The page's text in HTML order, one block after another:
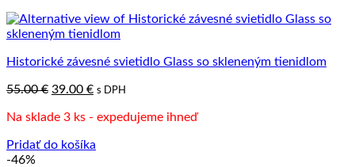
Historické závesné svietidlo Glass so skleneným tienidlom
55.00€ Pôvodná
bola:
39.00 €Aktuálna
je:
s DPH
Na sklade 3 ks - expedujeme ihneď
Pridať do košíka
-46%